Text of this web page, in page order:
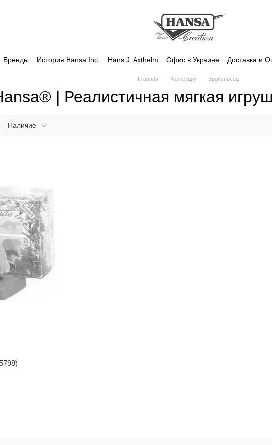
Бренды История Hansa Inc. Hans J. Axthelm Офис в Украине Доставка и
Главная Коллекция Броненосец
| Реалистичная мягкая
Наличие